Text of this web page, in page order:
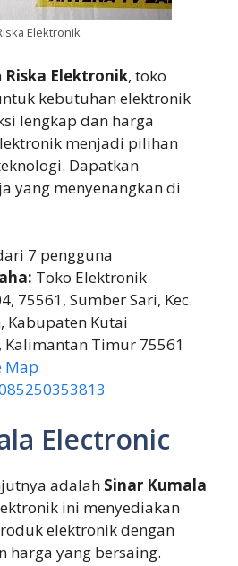
Elektronik
Riska Elektronik, toko
kebutuhan elektronik
lengkap dan harga
menjadi pilihan
Dapatkan
yang menyenangkan di
7 pengguna
Toko Elektronik
75561, Sumber Sari, Kec.
Kabupaten Kutai
Kalimantan Timur 75561
Map
Electronic
adalah Sinar Kumala
ini menyediakan
elektronik dengan
harga yang bersaing.